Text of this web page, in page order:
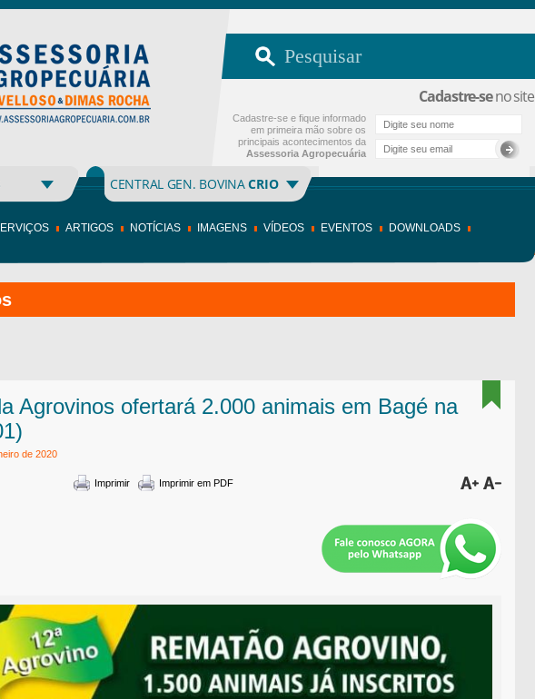
CENTRAL GEN. BOVINACRIO
Cadastre-seno site
Cadastre-se e fique informado
em primeira mão sobre os
principais acontecimentos da
Assessoria Agropecuária
ARTIGOS NOTÍCIAS IMAGENS VÍDEOS EVENTOS
DOWNLOADS
Agrovinos ofertará 2.000 animais em Bagé na
de 2020
Imprimir Imprimir em PDF